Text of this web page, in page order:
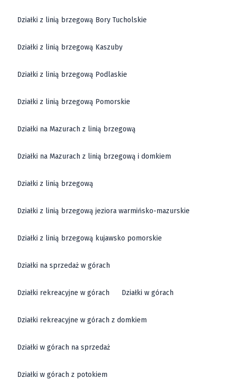
Działki z linią brzegową Bory Tucholskie
Działki z linią brzegową Kaszuby
Działki z linią brzegową Podlaskie
Działki z linią brzegową Pomorskie
Działki na Mazurach z linią brzegową
Działki na Mazurach z linią brzegową i domkiem
Działki z linią brzegową
Działki z linią brzegową jeziora warmińsko-mazurskie
Działki z linią brzegową kujawsko pomorskie
Działki na sprzedaż w górach
Działki rekreacyjne w górach Działki w górach
Działki rekreacyjne w górach z domkiem
Działki w górach na sprzedaż
Działki w górach z potokiem